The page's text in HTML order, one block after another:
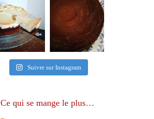
Suivre sur Instagram
Ce qui se mange le plus…